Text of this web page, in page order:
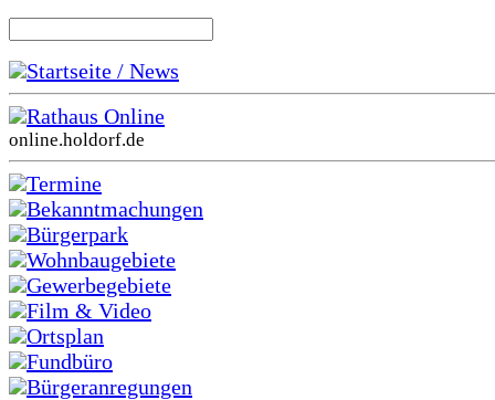
Startseite / News
Rathaus Online
online.holdorf.de
Termine
Bekanntmachungen
Bürgerpark
Wohnbaugebiete
Gewerbegebiete
Film & Video
Ortsplan
Fundbüro
Bürgeranregungen